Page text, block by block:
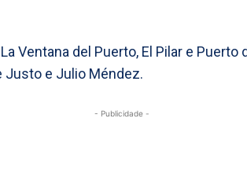
Ventana del Puerto, El Pilar e Puerto
Justo e Julio Méndez.
- Publicidade -